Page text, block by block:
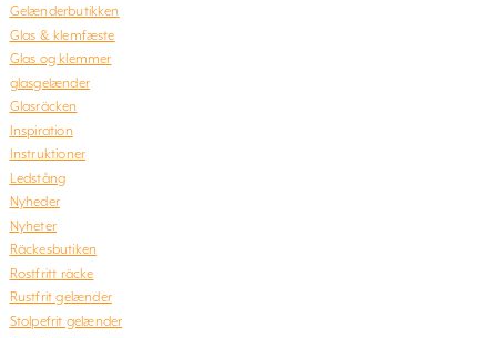
Gelænderbutikken
Glas & klemfæste
Glas og klemmer
glasgelænder
Glasräcken
Inspiration
Instruktioner
Ledstång
Nyheder
Nyheter
Räckesbutiken
Rostfritt räcke
Rustfrit gelænder
Stolpefrit gelænder